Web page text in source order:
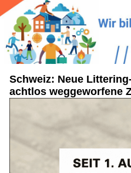
Schweiz: Neue
achtlos weggeworfene